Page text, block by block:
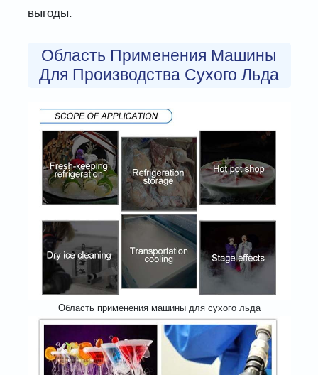
выгоды.
Область Применения Машины
Для Производства Сухого Льда
Область применения машины для сухого льда